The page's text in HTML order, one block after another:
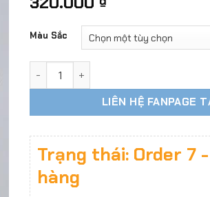
Màu Sắc
LIÊN HỆ FANPAGE
Trạng thái: Order 7
hàng